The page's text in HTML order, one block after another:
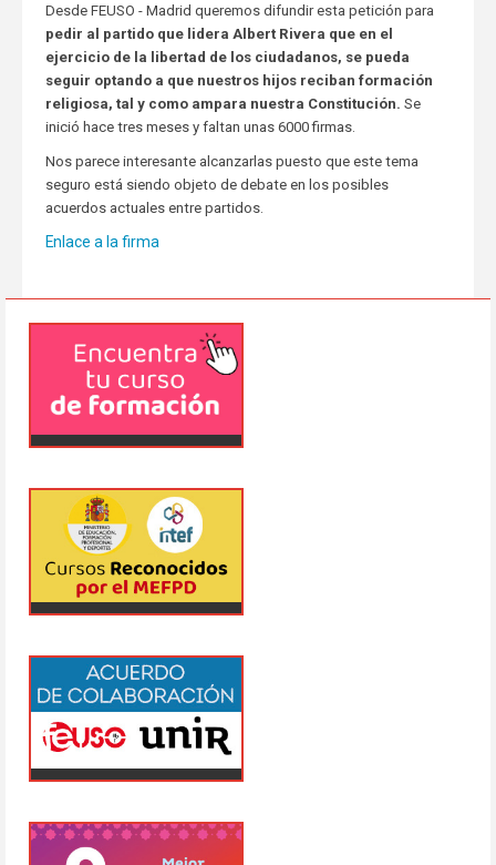
Desde FEUSO - Madrid queremos difundir esta petición para
pedir al partido que lidera Albert Rivera que en el
ejercicio de la libertad de los ciudadanos, se pueda
seguir optando a que nuestros hijos reciban formación
religiosa, tal y como ampara nuestra Constitución. Se
inició hace tres meses y faltan unas 6000 firmas.
Nos parece interesante alcanzarlas puesto que este tema
seguro está siendo objeto de debate en los posibles
acuerdos actuales entre partidos.
Enlace a la firma